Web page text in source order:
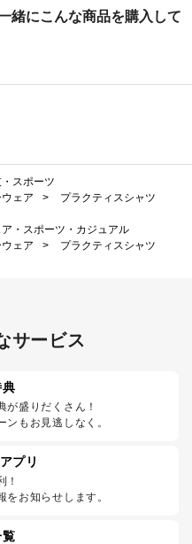
緒にこんな商品を購入して
スポーツ
ェア >
プラクティスシャツ
ア・スポーツ・カジュアル
ェア >
プラクティスシャツ
サービス
が盛りだくさん！
もお見逃しなく。
プリ
！
をお知らせします。